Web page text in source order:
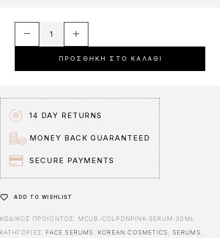
ΠΡΟΣΘΉΚΗ ΣΤΟ ΚΑΛΆΘΙ
a
t
i
v
e
:
14 DAY RETURNS
MONEY BACK GUARANTEED
SECURE PAYMENTS
ADD TO WISHLIST
ΚΩΔΙΚΌΣ ΠΡΟΪΌΝΤΟΣ: MCUB-COLPDNPINK-SERUM-30ML
ΚΑΤΗΓΟΡΊΕΣ: FACE SERUMS , KOREAN COSMETICS , SERUMS ,